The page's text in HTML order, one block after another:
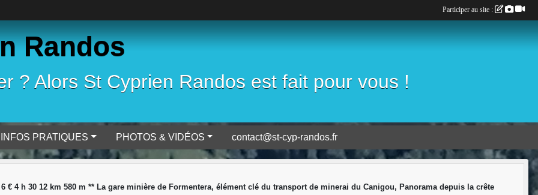
Randos
? Alors St Cyprien Randos est fait pour vous !
INFOS PRATIQUES PHOTOS & VIDÉOS contact@st-cyp-randos.fr
€ 4 h 30 12 km 580 m ** La gare minière de Formentera, élément clé du transport de minerai du Canigou, Panorama depuis la crête
Participer au site :